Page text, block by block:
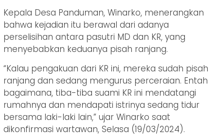
Kepala Desa Panduman, Winarko, menerangkan
bahwa kejadian itu berawal dari adanya
perselisihan antara pasutri MD dan KR, yang
menyebabkan keduanya pisah ranjang.
“Kalau pengakuan dari KR ini, mereka sudah pisah
ranjang dan sedang mengurus perceraian. Entah
bagaimana, tiba-tiba suami KR ini mendatangi
rumahnya dan mendapati istrinya sedang tidur
bersama laki-laki lain,” ujar Winarko saat
dikonfirmasi wartawan, Selasa (19/03/2024).